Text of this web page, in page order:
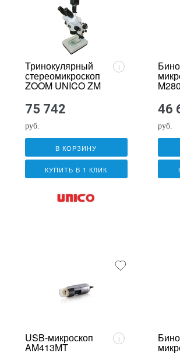
Тринокулярный
стереомикроскоп
ZOOM UNICO ZM
i
75 742
руб.
В КОРЗИНУ
КУПИТЬ В 1 КЛИК
M280
46
руб.
USB-микроскоп
AM413МT
i